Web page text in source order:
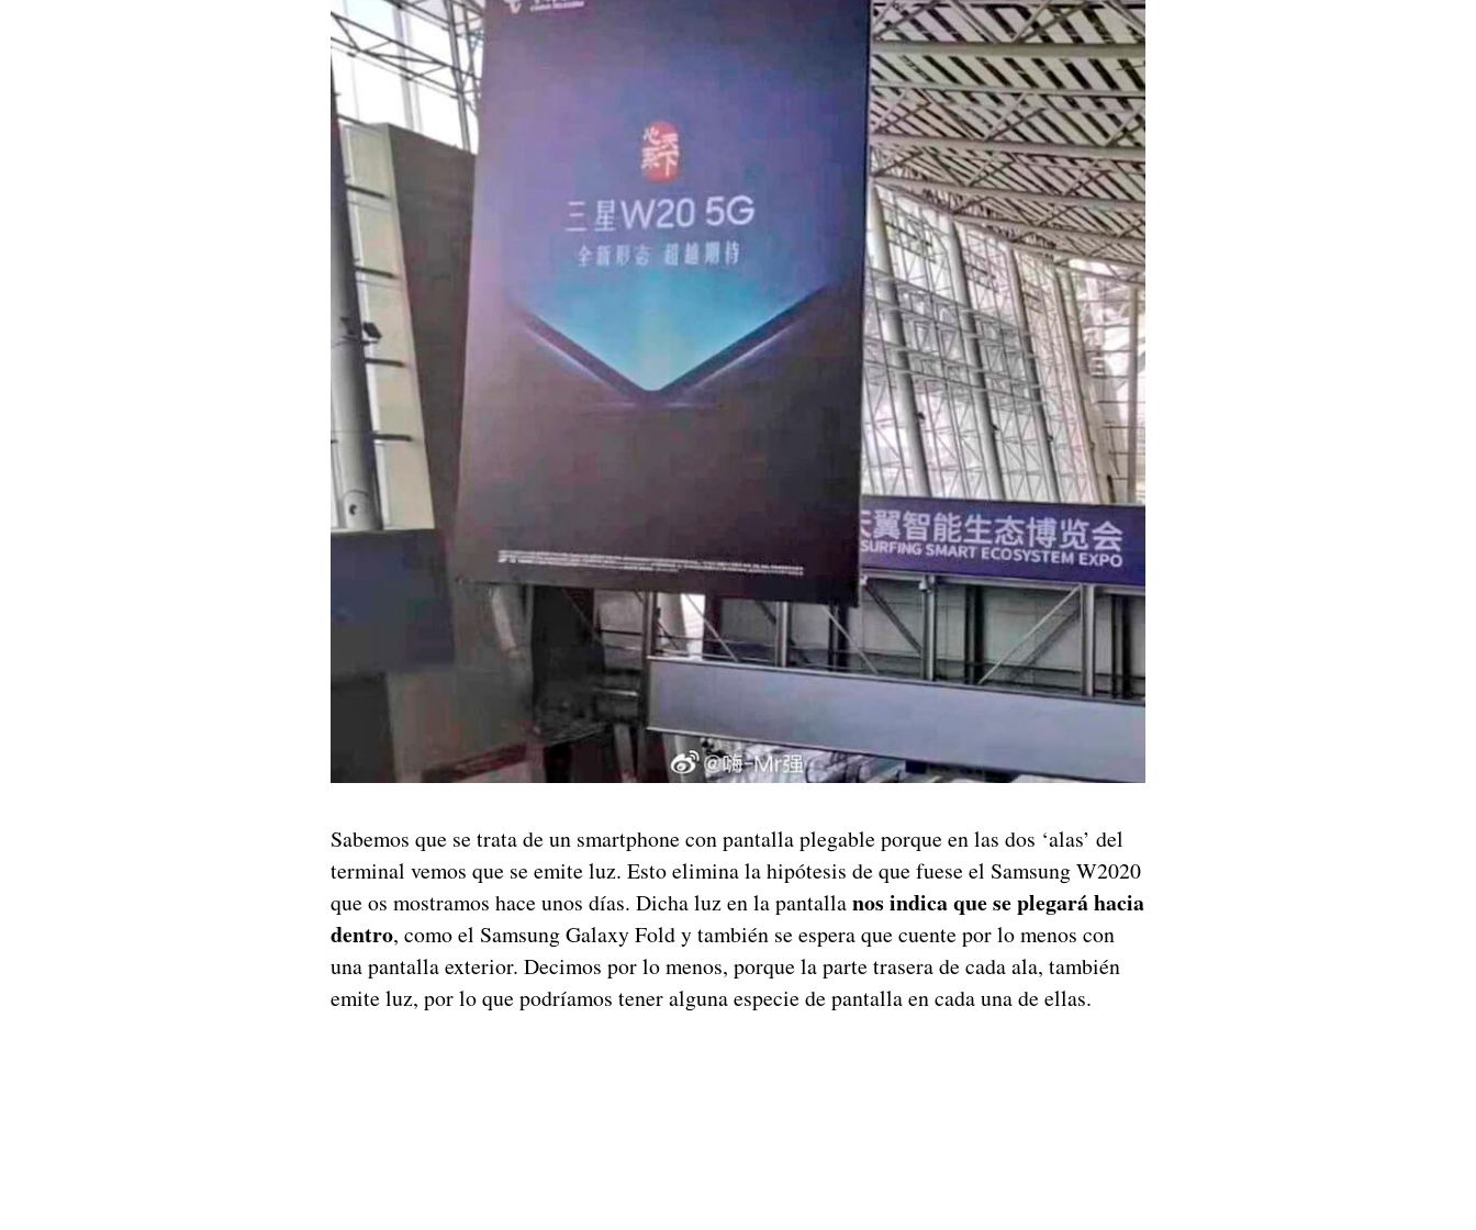
Sabemos que se trata de un smartphone con pantalla plegable porque en las dos ‘alas’ del
terminal vemos que se emite luz. Esto elimina la hipótesis de que fuese el Samsung W2020
que os mostramos hace unos días. Dicha luz en la pantallanos indica que se plegará hacia
dentro, como el Samsung Galaxy Fold y también se espera que cuente por lo menos con
una pantalla exterior. Decimos por lo menos, porque la parte trasera de cada ala, también
emite luz, por lo que podríamos tener alguna especie de pantalla en cada una de ellas.